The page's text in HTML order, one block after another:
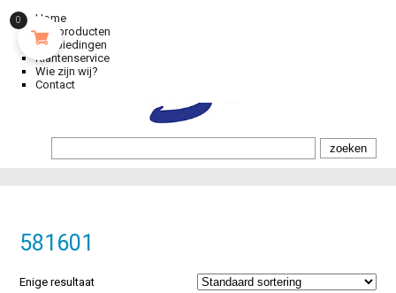
Home
Alle producten
Aanbiedingen
Klantenservice
Wie zijn wij?
Contact
581601
Enige resultaat
0